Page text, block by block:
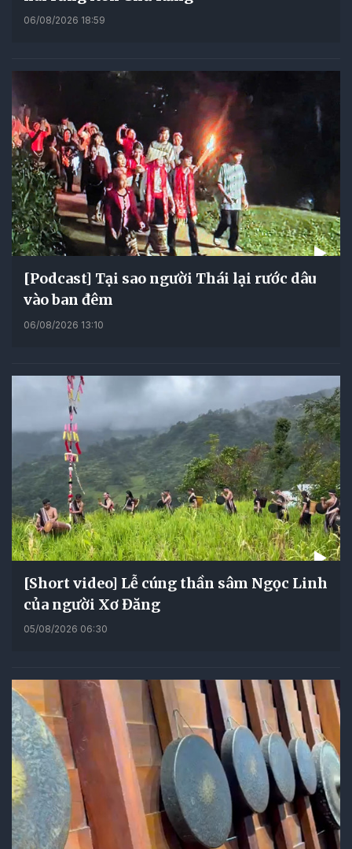
06/08/2026 18:59
[Podcast] Tại sao người Thái lại rước dâu
vào ban đêm
06/08/2026 13:10
[Short video] Lễ cúng thần sâm Ngọc Linh
của người Xơ Đăng
05/08/2026 06:30